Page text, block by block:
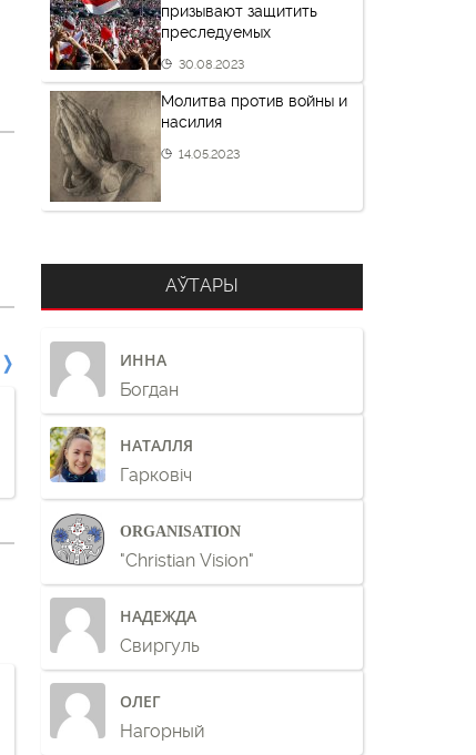
призывают защитить
преследуемых
30.08.2023
Молитва против войны и
насилия
14.05.2023
АЎТАРЫ
ИННА
Богдан
НАТАЛЛЯ
Гарковіч
ORGANISATION
"Christian Vision"
НАДЕЖДА
Свиргуль
ОЛЕГ
Нагорный